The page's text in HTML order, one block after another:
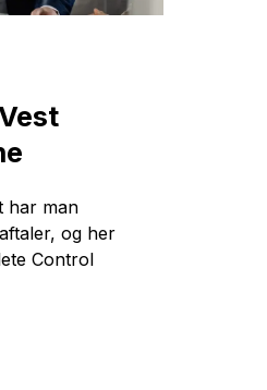
har man
og her
Control